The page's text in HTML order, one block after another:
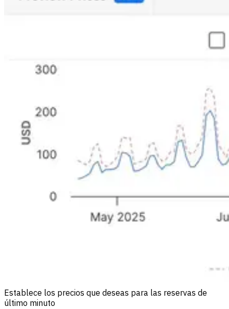
Establece los precios que deseas para las reservas de
último minuto